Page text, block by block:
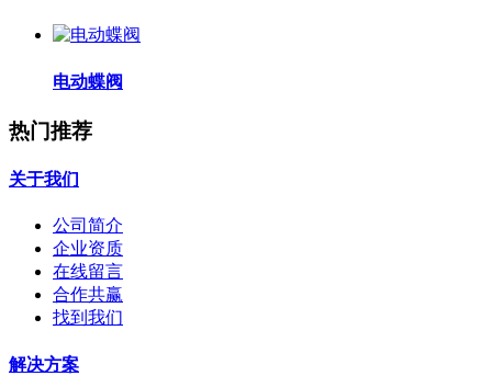
电动蝶阀
热门推荐
关于我们
公司简介
企业资质
在线留言
合作共赢
找到我们
解决方案